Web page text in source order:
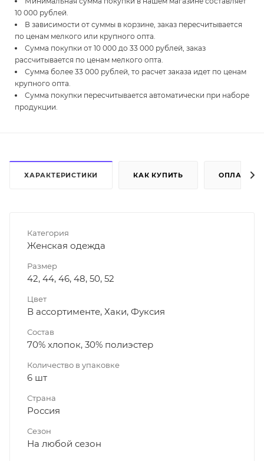
10 000 рублей.
В зависимости от суммы в корзине, заказ пересчитывается
по ценам мелкого или крупного опта.
Сумма покупки от 10 000 до 33 000 рублей, заказ
рассчитывается по ценам мелкого опта.
Сумма более 33 000 рублей, то расчет заказа идет по ценам
крупного опта.
Сумма покупки пересчитывается автоматически при наборе
продукции.
ХАРАКТЕРИСТИКИ КАК КУПИТЬ ОПЛАТА
Категория
Женская одежда
Размер
42, 44, 46, 48, 50, 52
Цвет
В ассортименте, Хаки, Фуксия
Состав
70% хлопок, 30% полиэстер
Количество в упаковке
6 шт
Страна
Россия
Сезон
На любой сезон